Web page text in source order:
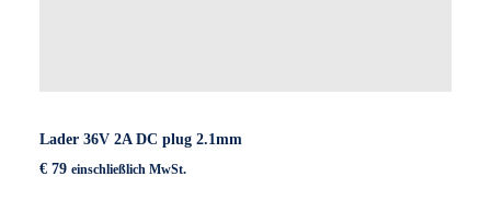
Lader 36V 2A DC plug 2.1mm
€ 79 einschließlich MwSt.